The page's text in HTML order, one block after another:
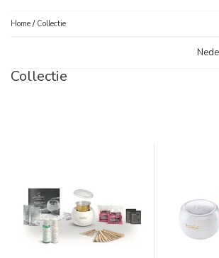
Home / Collectie
Collectie